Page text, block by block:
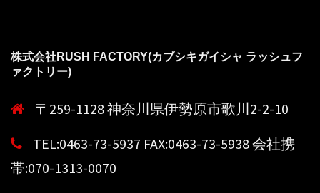
株式会社RUSH FACTORY(カブシキガイシャ ラッシュフ
ァクトリー)
〒259-1128 神奈川県伊勢原市歌川2-2-10
TEL:0463-73-5937 FAX:0463-73-5938 会社携
帯:070-1313-0070